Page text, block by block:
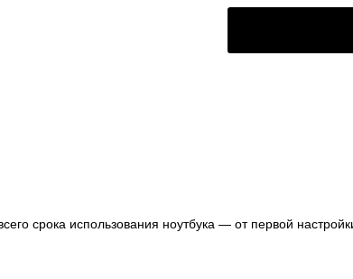
срока использования ноутбука — от первой